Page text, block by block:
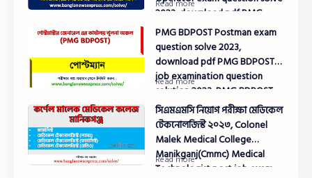
2023, download pdf PMG
BDPOST job examination
question solution 2023
PMG BDPOST Postman exam
question solve 2023,
download pdf PMG BDPOST
job examination question
solution 2023, PMG BDPOST
exam question solution 2023
সিএমএমসি নিয়োগ পরীক্ষা মেডিকেল
টেকনোলজিস্ট ২০২৩, Colonel
Malek Medical College
Manikganj(Cmmc) Medical
Technologist post job exam